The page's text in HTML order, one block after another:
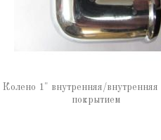
Колено 1" внутренняя/внутренняя
покрытием